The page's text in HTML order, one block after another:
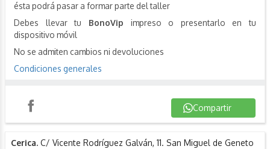
ésta podrá pasar a formar parte del taller
Debes llevar tu BonoVip impreso o presentarlo en tu
dispositivo móvil
No se admiten cambios ni devoluciones
Condiciones generales
Compartir
Cerica. C/ Vicente Rodríguez Galván, 11. San Miguel de Geneto